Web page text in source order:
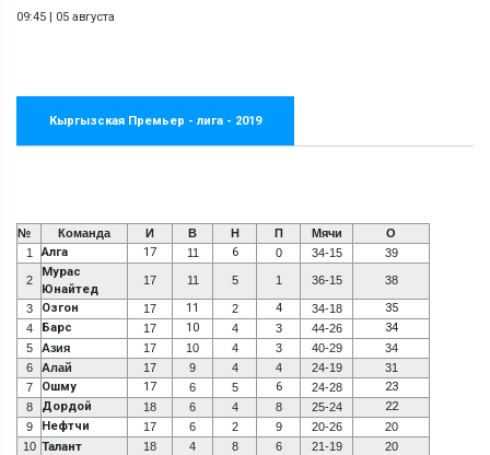
09:45 | 05 августа
Кыргызская Премьер - лига - 2019
№ Команда И В Н П Мячи
О
1
Алга 17 11 6 0 34-15 39
2
Мурас
Юнайтед
17 11 5 1 36-15 38
3 Озгон 17 11 2 4 34-18 35
4 Барс 17 10 4 3 44-26 34
5 Азия 17 10 4 3 40-29
34
6
Алай 17 9 4 4 24-19
31
7
Ошму 17 6 5 6 24-28 23
8 Дордой 18 6 4 8 25-24 22
9 Нефтчи 17 6 2 9 20-26
20
10 Талант 18 4 8 6 21-19
20